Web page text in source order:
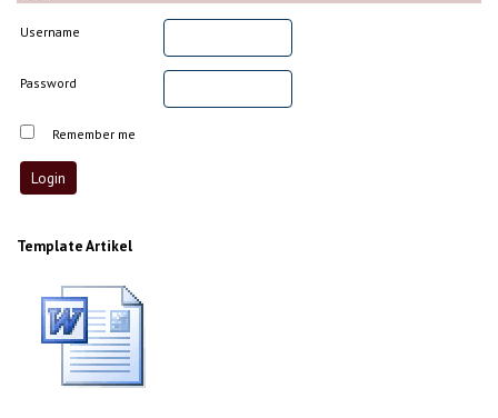
Username
Password
Remember me
Template Artikel